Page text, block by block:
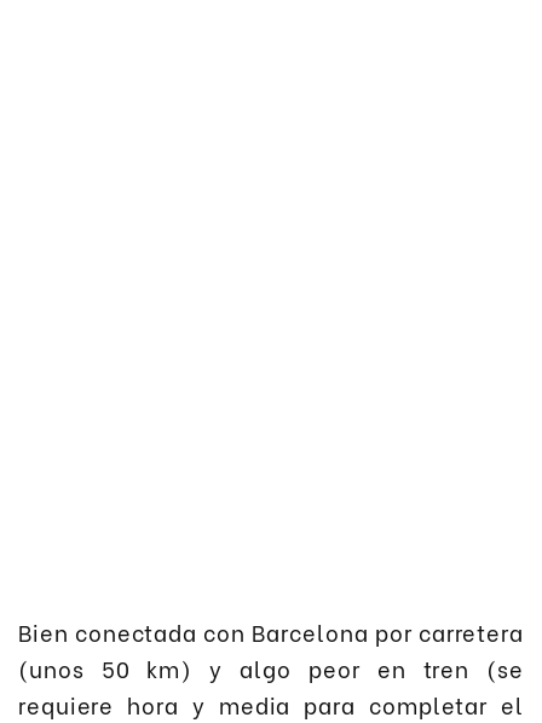
Bien conectada con Barcelona por carretera
(unos 50 km) y algo peor en tren (se
requiere hora y media para completar el